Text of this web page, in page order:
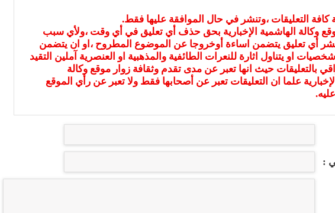
كافة التعليقات ،وتنشر في حال الموافقة عليها فقط.
وكالة الهاشمية الإخبارية بحق حذف أي تعليق في أي وقت ،ولأي سبب
أي تعليق يتضمن اساءة أوخروجا عن الموضوع المطروح ،او ان يتضمن
او يتناول اثارة للنعرات الطائفية والمذهبية او العنصرية آملين التقيد
بالتعليقات حيث انها تعبر عن مدى تقدم وثقافة زوار موقع وكالة
علما ان التعليقات تعبر عن أصحابها فقط ولا تعبر عن رأي الموقع
: